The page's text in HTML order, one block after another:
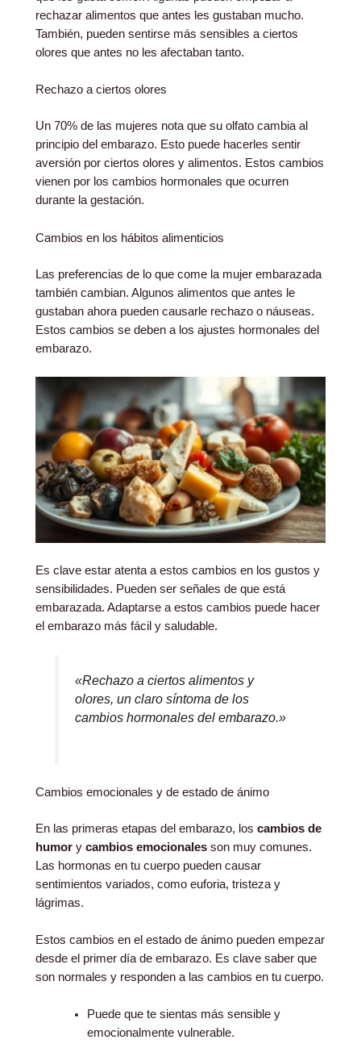
rechazar alimentos que antes les gustaban mucho.
También, pueden sentirse más sensibles a ciertos
olores que antes no les afectaban tanto.
Rechazo a ciertos olores
Un 70% de las mujeres nota que su olfato cambia al
principio del embarazo. Esto puede hacerles sentir
aversión por ciertos olores y alimentos. Estos cambios
vienen por los cambios hormonales que ocurren
durante la gestación.
Cambios en los hábitos alimenticios
Las preferencias de lo que come la mujer embarazada
también cambian. Algunos alimentos que antes le
gustaban ahora pueden causarle rechazo o náuseas.
Estos cambios se deben a los ajustes hormonales del
embarazo.
Es clave estar atenta a estos cambios en los gustos y
sensibilidades. Pueden ser señales de que está
embarazada. Adaptarse a estos cambios puede hacer
el embarazo más fácil y saludable.
«Rechazo a ciertos alimentos y
olores, un claro síntoma de los
cambios hormonales del embarazo.»
Cambios emocionales y de estado de ánimo
En las primeras etapas del embarazo, los cambios de
humor y cambios emocionales son muy comunes.
Las hormonas en tu cuerpo pueden causar
sentimientos variados, como euforia, tristeza y
lágrimas.
Estos cambios en el estado de ánimo pueden empezar
desde el primer día de embarazo. Es clave saber que
son normales y responden a las cambios en tu cuerpo.
Puede que te sientas más sensible y
emocionalmente vulnerable.